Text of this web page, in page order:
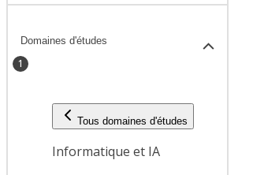
Domaines d'études
1
Tous domaines d'études
Informatique et IA